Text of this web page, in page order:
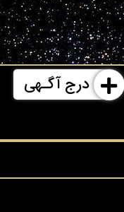
درج آگـهی